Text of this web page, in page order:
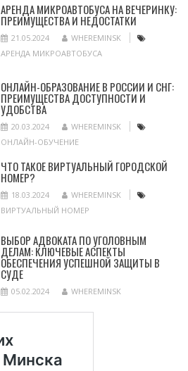
АРЕНДА МИКРОАВТОБУСА НА ВЕЧЕРИНКУ:
ПРЕИМУЩЕСТВА И НЕДОСТАТКИ
21.05.2024
WHEREMINSK
АРЕНДА МИКРОАВТОБУСА
ОНЛАЙН-ОБРАЗОВАНИЕ В РОССИИ И СНГ:
ПРЕИМУЩЕСТВА ДОСТУПНОСТИ И
УДОБСТВА
20.03.2024
WHEREMINSK
ОНЛАЙН-ОБУЧЕНИЕ
ЧТО ТАКОЕ ВИРТУАЛЬНЫЙ ГОРОДСКОЙ
НОМЕР?
18.03.2024
WHEREMINSK
ВИРТУАЛЬНЫЙ НОМЕР
ВЫБОР АДВОКАТА ПО УГОЛОВНЫМ
ДЕЛАМ: КЛЮЧЕВЫЕ АСПЕКТЫ
ОБЕСПЕЧЕНИЯ УСПЕШНОЙ ЗАЩИТЫ В
СУДЕ
05.02.2024 WHEREMINSK